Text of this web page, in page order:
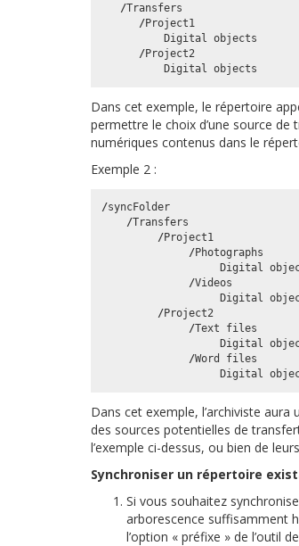
/Transfers
/Project1
Digital objects
/Project2
Digital objects
Dans cet exemple, le répertoire
permettre le choix d’une source
numériques contenus dans le
Exemple 2 :
/syncFolder
/Transfers
/Project1
/Photographs
Digital
/Videos
Digital
/Project2
/Text
files
Digital
/Word
files
Digital
Dans cet exemple, l’archiviste
des sources potentielles de
l’exemple ci-dessus, ou bien de
Synchroniser un répertoire
Si vous souhaitez
arborescence suffisamment
l’option « préfixe » de l’outil